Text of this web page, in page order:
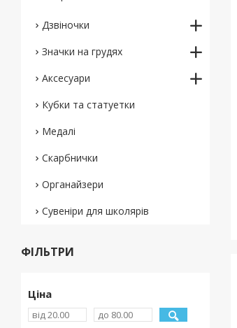
Дзвіночки
Значки на грудях
Аксесуари
Кубки та статуетки
Медалі
Скарбнички
Органайзери
Сувеніри для школярів
ФІЛЬТРИ
Ціна